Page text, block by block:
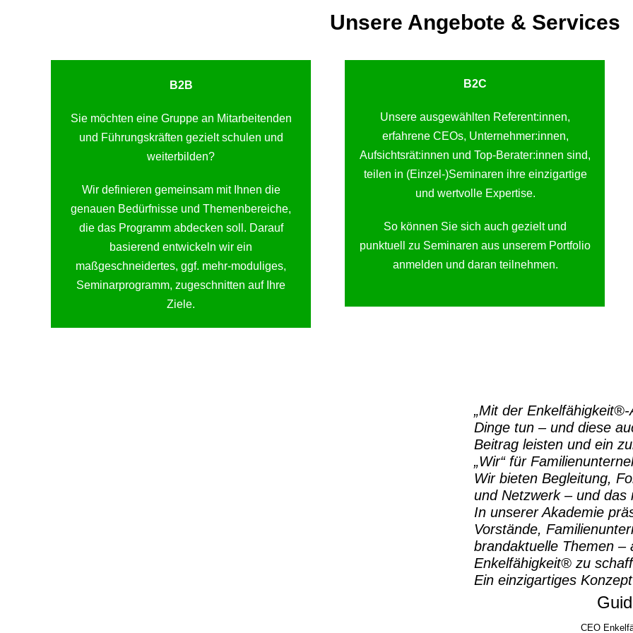
Unsere Angebote & Services
B2B
Sie möchten eine Gruppe an Mitarbeitenden
und Führungskräften gezielt schulen und
weiterbilden?
Wir definieren gemeinsam mit Ihnen die
genauen Bedürfnisse und Themenbereiche,
die das Programm abdecken soll. Darauf
basierend entwickeln wir ein
maßgeschneidertes, ggf. mehr-moduliges,
Seminarprogramm, zugeschnitten auf Ihre
Ziele.
B2C
Unsere ausgewählten Referent:innen,
erfahrene CEOs, Unternehmer:innen,
Aufsichtsrät:innen und Top-Berater:innen sind,
teilen in (Einzel-)Seminaren ihre einzigartige
und wertvolle Expertise.
So können Sie sich auch gezielt und
punktuell zu Seminaren aus unserem Portfolio
anmelden und daran teilnehmen.
„Mit der Enkelfähigkeit®-
Dinge tun – und diese
Beitrag leisten und ein
„Wir“ für
Wir bieten Begleitung,
und Netzwerk – und
In unserer Akademie
Vorstände,
brandaktuelle Themen –
Enkelfähigkeit® zu
Ein einzigartiges
CEO